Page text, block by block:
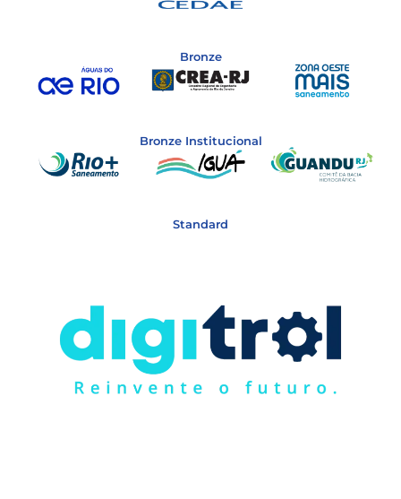
Bronze
Bronze Institucional
Standard